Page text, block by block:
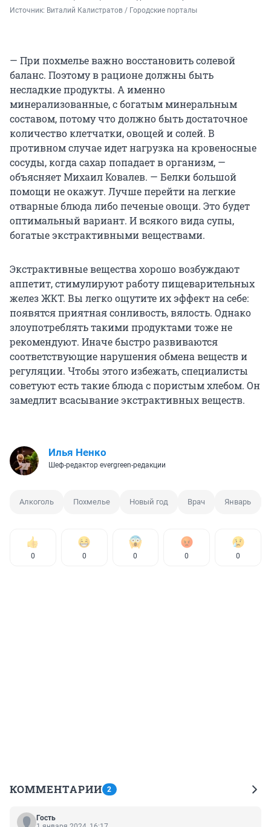
Источник: Виталий Калистратов / Городские порталы
— При похмелье важно восстановить солевой
баланс. Поэтому в рационе должны быть
несладкие продукты. А именно
минерализованные, с богатым минеральным
составом, потому что должно быть достаточное
количество клетчатки, овощей и солей. В
противном случае идет нагрузка на кровеносные
сосуды, когда сахар попадает в организм, —
объясняет Михаил Ковалев. — Белки большой
помощи не окажут. Лучше перейти на легкие
отварные блюда либо печеные овощи. Это будет
оптимальный вариант. И всякого вида супы,
богатые экстрактивными веществами.
Экстрактивные вещества хорошо возбуждают
аппетит, стимулируют работу пищеварительных
желез ЖКТ. Вы легко ощутите их эффект на себе:
появятся приятная сонливость, вялость. Однако
злоупотреблять такими продуктами тоже не
рекомендуют. Иначе быстро развиваются
соответствующие нарушения обмена веществ и
регуляции. Чтобы этого избежать, специалисты
советуют есть такие блюда с пористым хлебом. Он
замедлит всасывание экстрактивных веществ.
Илья Ненко
Шеф-редактор evergreen-редакции
Алкоголь Похмелье Новый год Врач Январь
0 0 0 0 0
КОММЕНТАРИИ 2
Гость